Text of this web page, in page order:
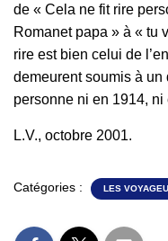
de « Cela ne fit rire
Romanet papa » à « tu
rire est bien celui de
demeurent soumis à
personne ni en 1914, ni
L.V., octobre 2001.
Catégories : LES